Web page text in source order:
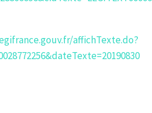
affichTexte.do?